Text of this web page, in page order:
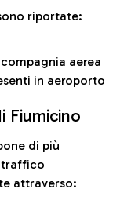
riportate:
aerea
in aeroporto
Fiumicino
di più
traffico
attraverso: